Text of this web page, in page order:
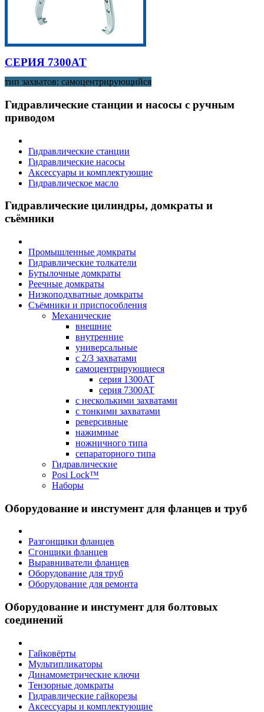
СЕРИЯ 7300AT
тип захватов: самоцентрирующийся
Гидравлические станции и насосы с ручным
приводом
Гидравлические станции
Гидравлические насосы
Аксессуары и комплектующие
Гидравлическое масло
Гидравлические цилиндры, домкраты и
съёмники
Промышленные домкраты
Гидравлические толкатели
Бутылочные домкраты
Реечные домкраты
Низкоподхватные домкраты
Съёмники и приспособления
Механические
внешние
внутренние
универсальные
с 2/3 захватами
самоцентрирующиеся
серия 1300AT
серия 7300AT
с несколькими захватами
с тонкими захватами
реверсивные
нажимные
ножничного типа
сепараторного типа
Гидравлические
Posi Lock™
Наборы
Оборудование и инстумент для фланцев и труб
Разгонщики фланцев
Сгонщики фланцев
Выравниватели фланцев
Оборудование для труб
Оборудование для ремонта
Оборудование и инстумент для болтовых
соединений
Гайковёрты
Мультипликаторы
Динамометрические ключи
Тензорные домкраты
Гидравлические гайкорезы
Аксессуары и комплектующие